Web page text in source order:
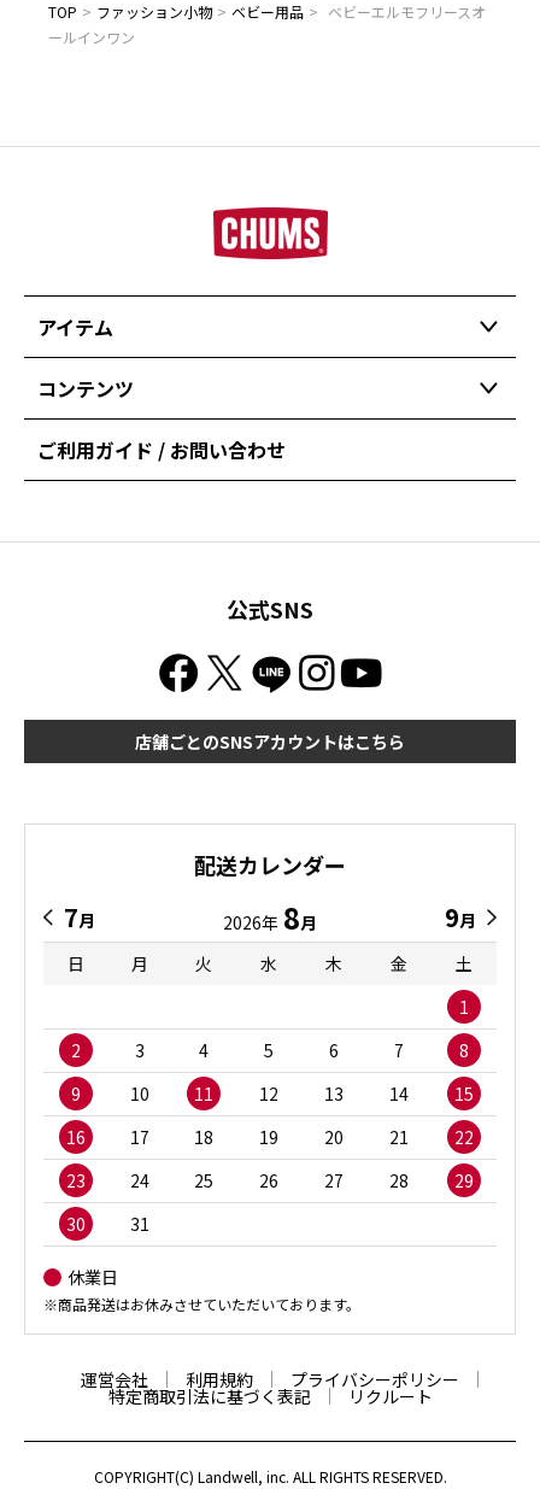
TOP > ファッション小物 > ベビー用品 > ベビーエルモフリースオ
ールインワン
アイテム
コンテンツ
ご利用ガイド / お問い合わせ
公式SNS
店舗ごとのSNSアカウントはこちら
配送カレンダー
7月 2026年 8月 9月
日
月 火 水 木 金
土
1
2
3 4 5 6 7
8
9
10 11 12 13 14
15
16
17 18 19 20 21
22
23
24 25 26 27 28
29
30
31
休業日
※商品発送はお休みさせていただいております。
運営会社 利用規約 プライバシーポリシー
特定商取引法に基づく表記 リクルート
COPYRIGHT(C) Landwell, inc. ALL RIGHTS RESERVED.